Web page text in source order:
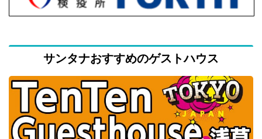
サンタナおすすめのゲストハウス